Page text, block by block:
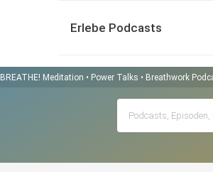
Erlebe Podcasts
BREATHE! Meditation • Power Talks • Breathwork